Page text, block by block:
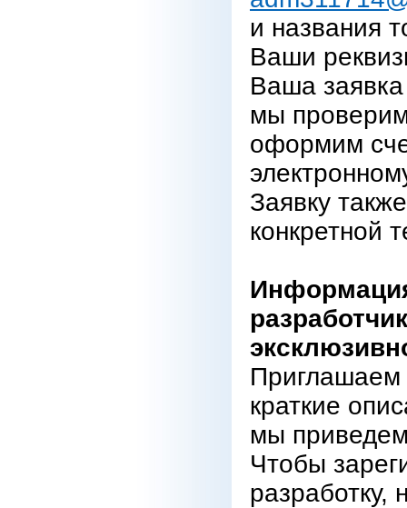
и названия
Ваши
Ваша
мы
оформим
Заявку
конкретной
Приглашаем
краткие
мы
Чтобы
разработку,